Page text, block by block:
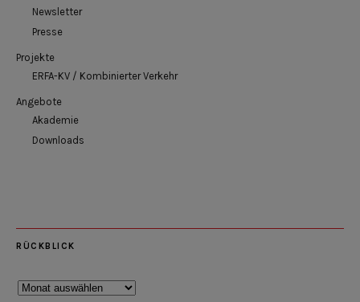
Newsletter
Presse
Projekte
ERFA-KV / Kombinierter Verkehr
Angebote
Akademie
Downloads
RÜCKBLICK
Rückblick